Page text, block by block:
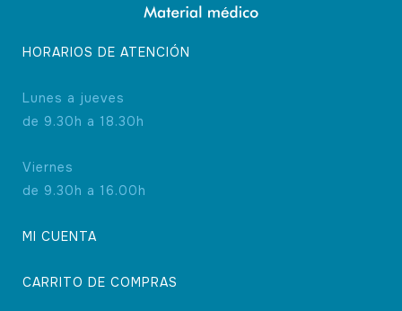
HORARIOS DE ATENCIÓN
Lunes a jueves
de 9.30h a 18.30h
Viernes
de 9.30h a 16.00h
MI CUENTA
CARRITO DE COMPRAS